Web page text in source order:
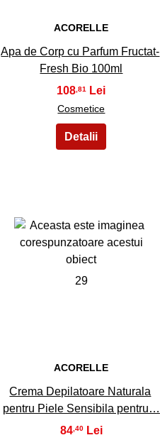
ACORELLE
Apa de Corp cu Parfum Fructat-
Fresh Bio 100ml
108 ,81
Cosmetice
29
ACORELLE
Crema Depilatoare Naturala
pentru Piele Sensibila pentru…
84,40